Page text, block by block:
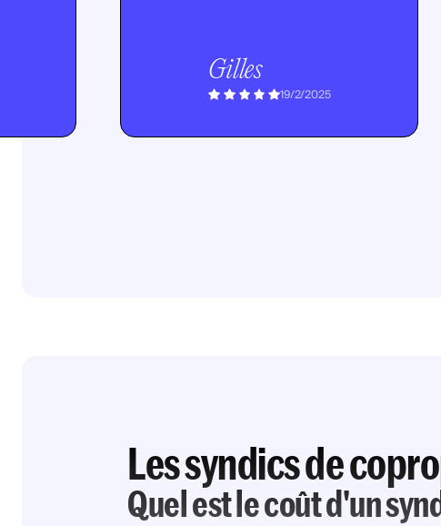
Gilles
19/2/2025
Les syndics de
Quel est le coût d'un